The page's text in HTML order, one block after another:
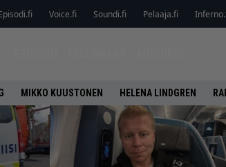
Voice.fi Soundi.fi Pelaaja.fi
MIKKO KUUSTONEN HELENA LINDGREN